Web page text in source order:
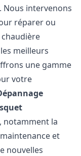
. Nous intervenons
réparer ou
meilleurs
une gamme
votre
, notamment la
et
nouvelles